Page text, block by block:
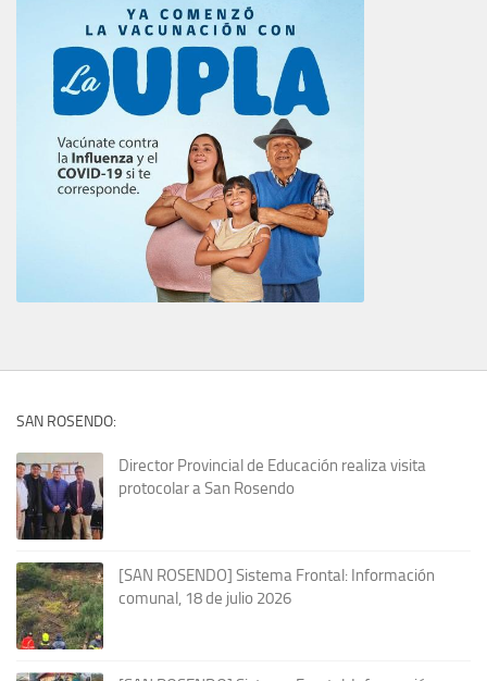
SAN ROSENDO:
Director Provincial de Educación realiza visita
protocolar a San Rosendo
[SAN ROSENDO] Sistema Frontal: Información
comunal, 18 de julio 2026